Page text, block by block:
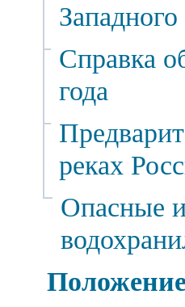
Справка
года
реках
Опасные